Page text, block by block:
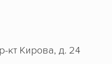
кт Кирова, д. 24